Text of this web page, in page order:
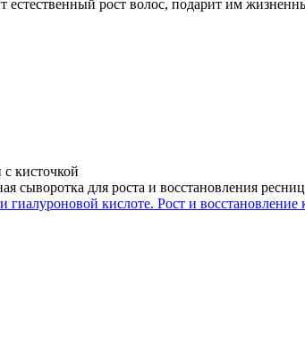
естественный рост волос, подарит им
кисточкой
сыворотка для роста и восстановления
кислоте. Рост и